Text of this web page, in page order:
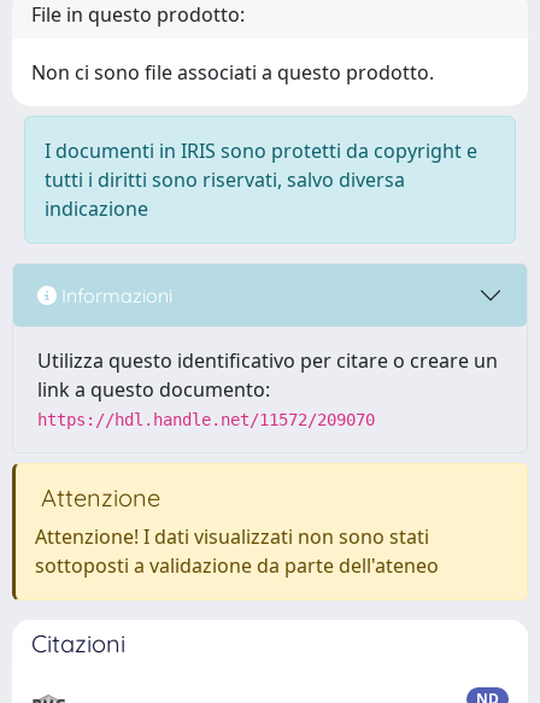
File in questo prodotto:
Non ci sono file associati a questo prodotto.
I documenti in IRIS sono protetti da copyright e
tutti i diritti sono riservati, salvo diversa
indicazione
Informazioni
Utilizza questo identificativo per citare o creare un
link a questo documento:
https://hdl.handle.net/11572/209070
Attenzione
Attenzione! I dati visualizzati non sono stati
sottoposti a validazione da parte dell'ateneo
Citazioni